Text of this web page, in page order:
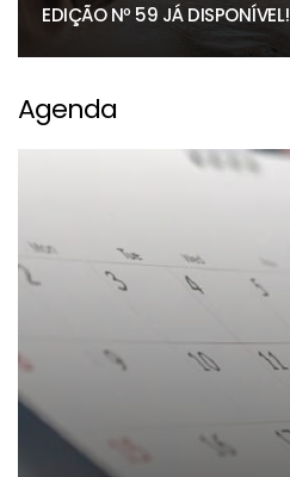
EDIÇÃO Nº 59 JÁ DISPONÍVEL!
Agenda